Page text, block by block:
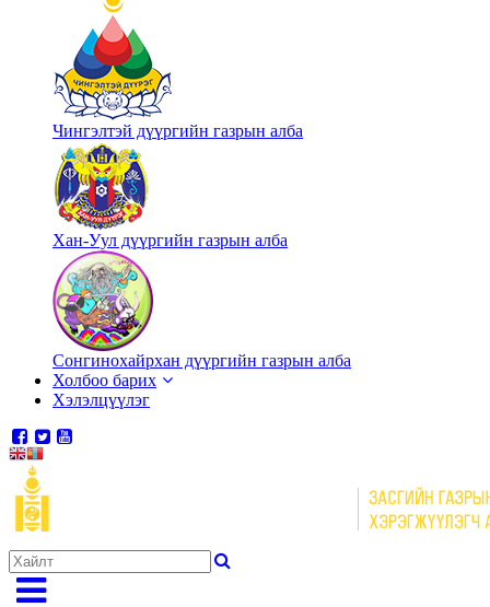
Чингэлтэй дүүргийн газрын алба
Хан-Уул дүүргийн газрын алба
Сонгинохайрхан дүүргийн газрын алба
Холбоо барих
Хэлэлцүүлэг